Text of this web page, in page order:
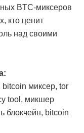
BTC-миксеров
кто ценит
над своими
миксер, tor
tool, микшер
блокчейн, bitcoin